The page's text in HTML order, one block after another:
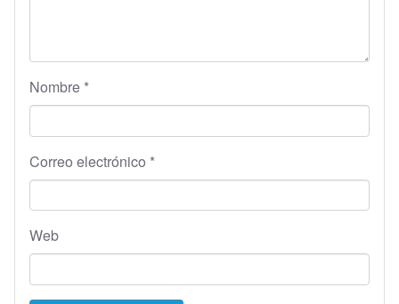
Nombre *
Correo electrónico *
Web